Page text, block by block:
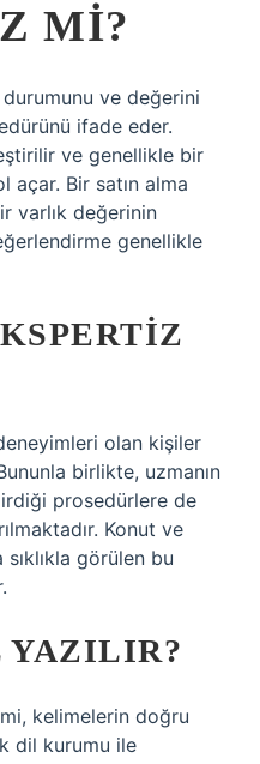
MI?
ve değerini
ifade eder.
ve genellikle bir
açar. Bir satın alma
varlık değerinin
genellikle
olan kişiler
birlikte, uzmanın
prosedürlere de
Konut ve
sıklıkla görülen bu
YAZILIR?
kelimelerin doğru
dil kurumu ile